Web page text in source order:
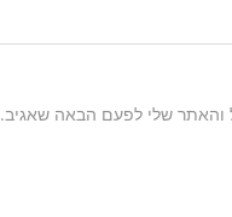
והאתר שלי לפעם הבאה שאגיב.